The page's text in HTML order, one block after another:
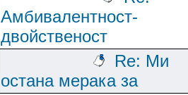
Амбивалентност-
двойственост
Re: Ми
остана мерака за